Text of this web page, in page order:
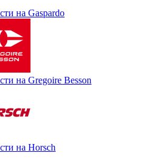
на Gaspardo
на Gregoire Besson
на Horsch